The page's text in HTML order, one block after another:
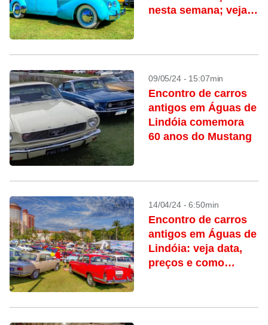
nesta semana; veja
09/05/24 - 15:07min
Encontro de carros
antigos em Águas de
Lindóia comemora
60 anos do Mustang
14/04/24 - 6:50min
Encontro de carros
antigos em Águas de
Lindóia: veja data,
preços e como